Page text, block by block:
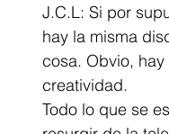
J.C.L: Si por
hay la misma
cosa. Obvio,
creatividad.
Todo lo que se